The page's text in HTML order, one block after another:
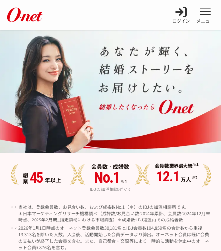
ログイン メニュー
創業45 年以上
会員数・ 成婚数
No.1 ※1
IBJの加盟相談所です
会員数業界最大級※1
12.1 万人 ※2
当社は、登録会員数、お見合い数、および成婚数No.1（＊）のIBJの加盟相談所です。
＊日本マーケティングリサーチ機構調べ（成婚数/お見合い数:2024年累計、会員数:2024年12月末
時点、2025年2月期_指定領域における市場調査）＊成婚数:IBJ連盟内での成婚者数
2026年1月1日時点のオーネット登録会員数30,181名とIBJ会員数104,859名の合計数から重複
13,313名を除いた人数。入会後、活動開始した会員データより算出。オーネット会員は既に会費
の支払いが終了した会員を含む。また、自己都合・交際等により一時的に活動を休止中のオーネ
ット会員5,876名を含む。